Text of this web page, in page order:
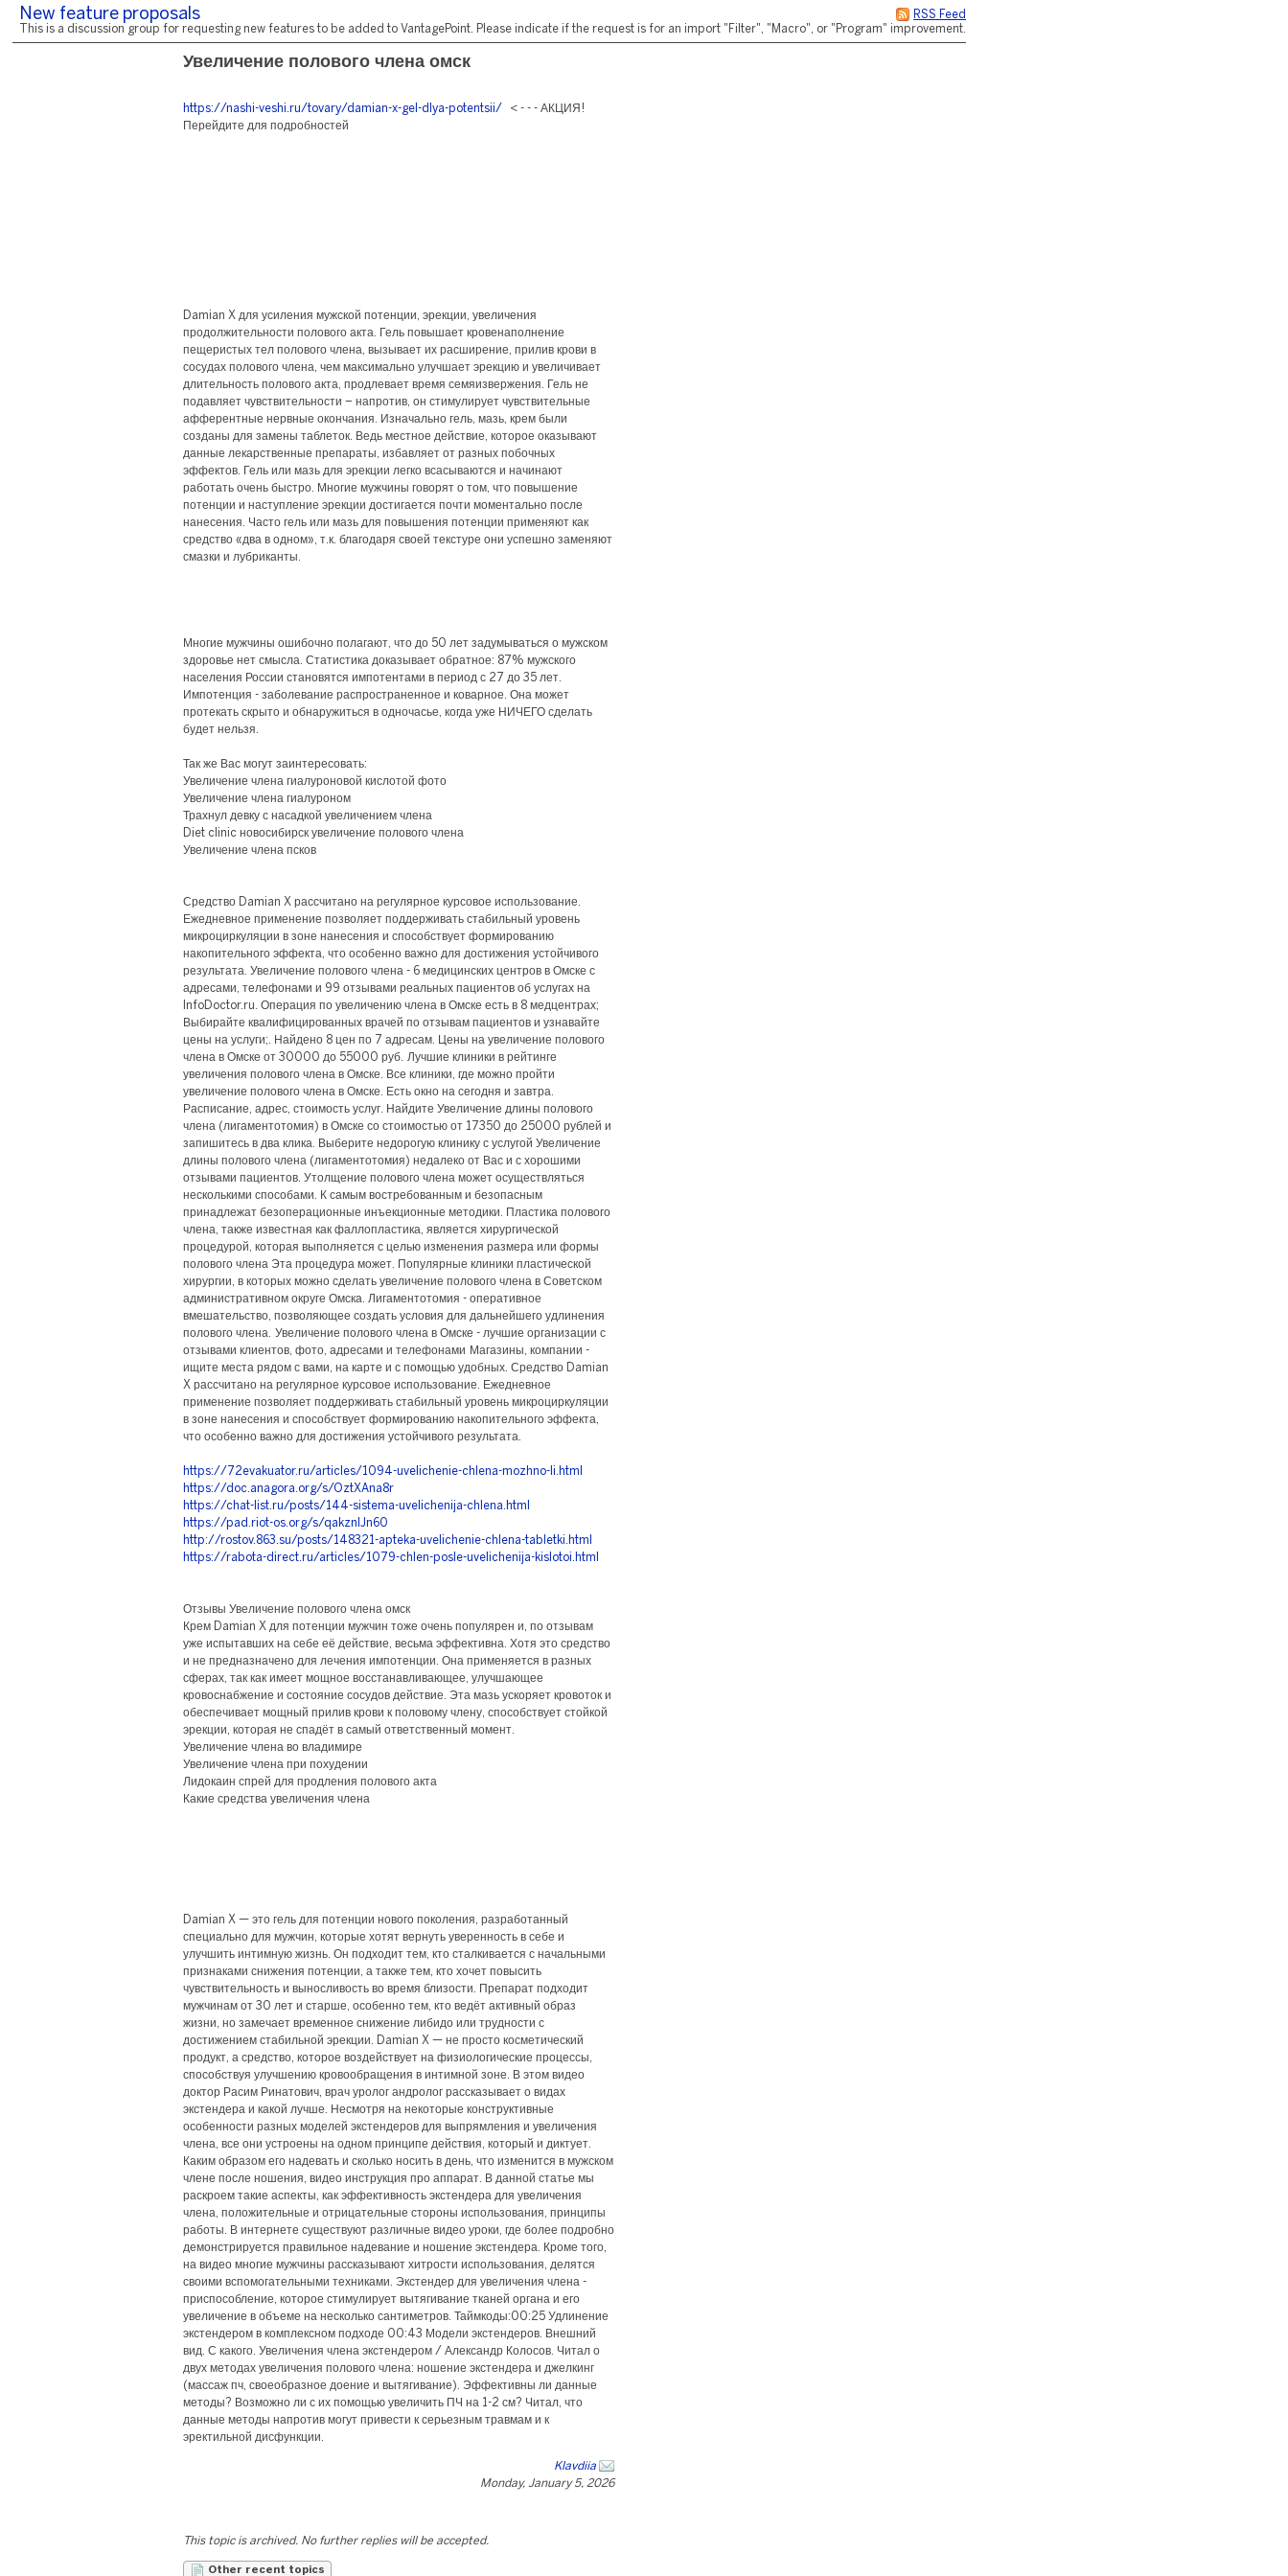
RSS Feed
New feature proposals
This is a discussion group for requesting new features to be added to VantagePoint. Please indicate if the request is for an import "Filter", "Macro", or "Program" improvement.
Увеличение полового члена омск
https://nashi-veshi.ru/tovary/damian-x-gel-dlya-potentsii/ < - - - АКЦИЯ!
Перейдите для подробностей
Damian X для усиления мужской потенции, эрекции, увеличения
продолжительности полового акта. Гель повышает кровенаполнение
пещеристых тел полового члена, вызывает их расширение, прилив крови в
сосудах полового члена, чем максимально улучшает эрекцию и увеличивает
длительность полового акта, продлевает время семяизвержения. Гель не
подавляет чувствительности – напротив, он стимулирует чувствительные
афферентные нервные окончания. Изначально гель, мазь, крем были
созданы для замены таблеток. Ведь местное действие, которое оказывают
данные лекарственные препараты, избавляет от разных побочных
эффектов. Гель или мазь для эрекции легко всасываются и начинают
работать очень быстро. Многие мужчины говорят о том, что повышение
потенции и наступление эрекции достигается почти моментально после
нанесения. Часто гель или мазь для повышения потенции применяют как
средство «два в одном», т.к. благодаря своей текстуре они успешно заменяют
смазки и лубриканты.
Многие мужчины ошибочно полагают, что до 50 лет задумываться о мужском
здоровье нет смысла. Статистика доказывает обратное: 87% мужского
населения России становятся импотентами в период с 27 до 35 лет.
Импотенция - заболевание распространенное и коварное. Она может
протекать скрыто и обнаружиться в одночасье, когда уже НИЧЕГО сделать
будет нельзя.
Так же Вас могут заинтересовать:
Увеличение члена гиалуроновой кислотой фото
Увеличение члена гиалуроном
Трахнул девку с насадкой увеличением члена
Diet clinic новосибирск увеличение полового члена
Увеличение члена псков
Средство Damian X рассчитано на регулярное курсовое использование.
Ежедневное применение позволяет поддерживать стабильный уровень
микроциркуляции в зоне нанесения и способствует формированию
накопительного эффекта, что особенно важно для достижения устойчивого
результата. Увеличение полового члена - 6 медицинских центров в Омске с
адресами, телефонами и 99 отзывами реальных пациентов об услугах на
InfoDoctor.ru. Операция по увеличению члена в Омске есть в 8 медцентрах;
Выбирайте квалифицированных врачей по отзывам пациентов и узнавайте
цены на услуги;. Найдено 8 цен по 7 адресам. Цены на увеличение полового
члена в Омске от 30000 до 55000 руб. Лучшие клиники в рейтинге
увеличения полового члена в Омске. Все клиники, где можно пройти
увеличение полового члена в Омске. Есть окно на сегодня и завтра.
Расписание, адрес, стоимость услуг. Найдите Увеличение длины полового
члена (лигаментотомия) в Омске со стоимостью от 17350 до 25000 рублей и
запишитесь в два клика. Выберите недорогую клинику с услугой Увеличение
длины полового члена (лигаментотомия) недалеко от Вас и с хорошими
отзывами пациентов. Утолщение полового члена может осуществляться
несколькими способами. К самым востребованным и безопасным
принадлежат безоперационные инъекционные методики. Пластика полового
члена, также известная как фаллопластика, является хирургической
процедурой, которая выполняется с целью изменения размера или формы
полового члена Эта процедура может. Популярные клиники пластической
хирургии, в которых можно сделать увеличение полового члена в Советском
административном округе Омска. Лигаментотомия - оперативное
вмешательство, позволяющее создать условия для дальнейшего удлинения
полового члена. Увеличение полового члена в Омске - лучшие организации с
отзывами клиентов, фото, адресами и телефонами Магазины, компании -
ищите места рядом с вами, на карте и с помощью удобных. Средство Damian
X рассчитано на регулярное курсовое использование. Ежедневное
применение позволяет поддерживать стабильный уровень микроциркуляции
в зоне нанесения и способствует формированию накопительного эффекта,
что особенно важно для достижения устойчивого результата.
https://72evakuator.ru/articles/1094-uvelichenie-chlena-mozhno-li.html
https://doc.anagora.org/s/OztXAna8r
https://chat-list.ru/posts/144-sistema-uvelichenija-chlena.html
https://pad.riot-os.org/s/qakznlJn60
http://rostov.863.su/posts/148321-apteka-uvelichenie-chlena-tabletki.html
https://rabota-direct.ru/articles/1079-chlen-posle-uvelichenija-kislotoi.html
Отзывы Увеличение полового члена омск
Крем Damian X для потенции мужчин тоже очень популярен и, по отзывам
уже испытавших на себе её действие, весьма эффективна. Хотя это средство
и не предназначено для лечения импотенции. Она применяется в разных
сферах, так как имеет мощное восстанавливающее, улучшающее
кровоснабжение и состояние сосудов действие. Эта мазь ускоряет кровоток и
обеспечивает мощный прилив крови к половому члену, способствует стойкой
эрекции, которая не спадёт в самый ответственный момент.
Увеличение члена во владимире
Увеличение члена при похудении
Лидокаин спрей для продления полового акта
Какие средства увеличения члена
Damian X — это гель для потенции нового поколения, разработанный
специально для мужчин, которые хотят вернуть уверенность в себе и
улучшить интимную жизнь. Он подходит тем, кто сталкивается с начальными
признаками снижения потенции, а также тем, кто хочет повысить
чувствительность и выносливость во время близости. Препарат подходит
мужчинам от 30 лет и старше, особенно тем, кто ведёт активный образ
жизни, но замечает временное снижение либидо или трудности с
достижением стабильной эрекции. Damian X — не просто косметический
продукт, а средство, которое воздействует на физиологические процессы,
способствуя улучшению кровообращения в интимной зоне. В этом видео
доктор Расим Ринатович, врач уролог андролог рассказывает о видах
экстендера и какой лучше. Несмотря на некоторые конструктивные
особенности разных моделей экстендеров для выпрямления и увеличения
члена, все они устроены на одном принципе действия, который и диктует.
Каким образом его надевать и сколько носить в день, что изменится в мужском
члене после ношения, видео инструкция про аппарат. В данной статье мы
раскроем такие аспекты, как эффективность экстендера для увеличения
члена, положительные и отрицательные стороны использования, принципы
работы. В интернете существуют различные видео уроки, где более подробно
демонстрируется правильное надевание и ношение экстендера. Кроме того,
на видео многие мужчины рассказывают хитрости использования, делятся
своими вспомогательными техниками. Экстендер для увеличения члена -
приспособление, которое стимулирует вытягивание тканей органа и его
увеличение в объеме на несколько сантиметров. Таймкоды:00:25 Удлинение
экстендером в комплексном подходе 00:43 Модели экстендеров. Внешний
вид. С какого. Увеличения члена экстендером / Александр Колосов. Читал о
двух методах увеличения полового члена: ношение экстендера и джелкинг
(массаж пч, своеобразное доение и вытягивание). Эффективны ли данные
методы? Возможно ли с их помощью увеличить ПЧ на 1-2 см? Читал, что
данные методы напротив могут привести к серьезным травмам и к
эректильной дисфункции.
Klavdiia
Monday, January 5, 2026
This topic is archived. No further replies will be accepted.
Other recent topics